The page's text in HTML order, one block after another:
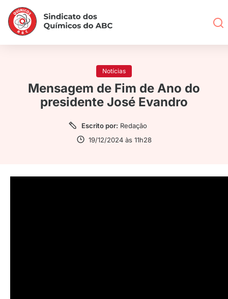
Notícias
Mensagem de Fim de Ano do
presidente José Evandro
Escrito por: Redação
19/12/2024 às 11h28